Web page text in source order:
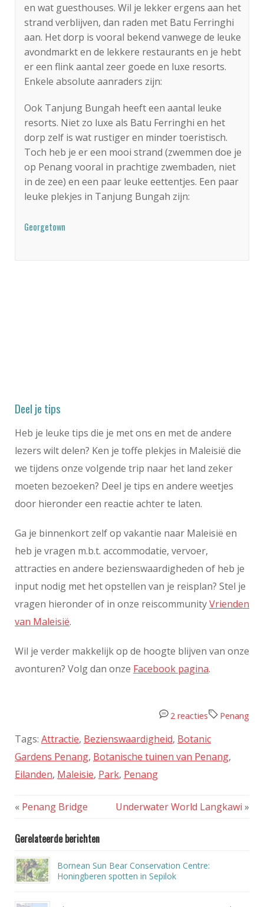
en wat guesthouses. Wil je lekker ergens aan het
strand verblijven, dan raden met Batu Ferringhi
aan. Het dorp is vooral bekend vanwege de leuke
avondmarkt en de lekkere restaurants en je hebt
er een flink aantal zeer goede en luxe resorts.
Enkele absolute aanraders zijn:
Ook Tanjung Bungah heeft een aantal leuke
resorts. Niet zo luxe als Batu Ferringhi en het
dorp zelf is wat rustiger en minder toeristisch.
Toch heb je er een mooi strand (zwemmen doe je
op Penang vooral in prachtige zwembaden, niet
in de zee) en een paar leuke eettentjes. Een paar
leuke plekjes in Tanjung Bungah zijn:
Georgetown
de stad.
Enkele goed betaalbare aanraders zijn: Le Dream
Boutique Hotel ,Areca Hotel Penang, Chulia
Mansion,Museum Hotel,Hutton Lodge,Ryokan
Muntri Boutique Hostel
en Macalister Terraces
Een paar zeer goede middenklasse plekjes zijn:
Peranakan Mansion,Yeng Keng Hotel,Muntri
Grove,SAVV HotelenNoordin Mews.
Lekker in ultieme luxe de stad ervaren? Dit zijn de
beste plekjes voor een overnachting in stijl: 23
Love Lane Hotel,Seven Terraces,Muntri Mews,
Campbell House
Blue Mansion.
, afhankelijk waar op dat moment de
beste deal te vinden is. Ook bekijken we
regelmatig de websites van de hotels en resorts,
want daar heb je vaak zeer scherpe ‘package
deals’, waarbij een verblijf van bijvoorbeeld 2 of 3
boek je altijd vooraf je accommodatie. Ter plekke
resorts) of de accommodatie zit al vol. Dit laatste
beoordeelde plekjes.
Deel je tips
Heb je leuke tips die je met ons en met de andere
lezers wilt delen? Ken je toffe plekjes in Maleisië die
we tijdens onze volgende trip naar het land zeker
moeten bezoeken? Deel je tips en andere weetjes
door hieronder een reactie achter te laten.
Ga je binnenkort zelf op vakantie naar Maleisië en
heb je vragen m.b.t. accommodatie, vervoer,
attracties en andere bezienswaardigheden of heb je
input nodig met het opstellen van je reisplan? Stel je
vragen hieronder of in onze reiscommunityVrienden
van Maleisië.
Wil je verder makkelijk op de hoogte blijven van onze
avonturen? Volg dan onze Facebook pagina.
Penang
2 reacties
Tags: Attractie, Bezienswaardigheid, Botanic
Gardens Penang, Botanische tuinen van Penang,
Eilanden, Maleisie, Park, Penang
« Penang Bridge Underwater World Langkawi »
Gerelateerde berichten
Bornean Sun Bear Conservation Centre:
Honingberen spotten in Sepilok